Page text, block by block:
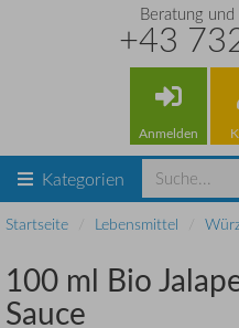
Beratung
+43
Anmelden
Kategorien
Startseite Lebensmittel
100 ml Bio
Sauce